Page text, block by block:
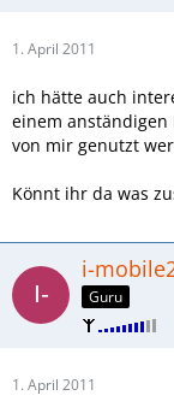
1. April 2011
ich hätte auch
einem
von mir genutzt
Könnt ihr da was
i-
Guru
1. April 2011